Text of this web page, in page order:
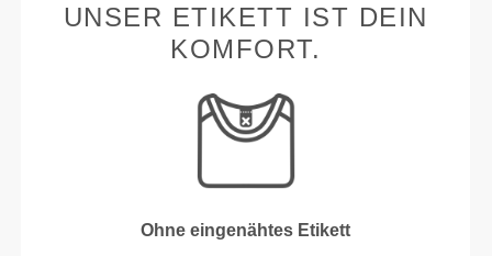
UNSER ETIKETT IST DEIN
KOMFORT.
Ohne eingenähtes Etikett